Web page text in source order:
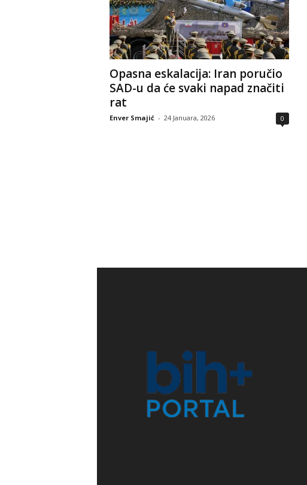
Opasna eskalacija: Iran poručio
SAD-u da će svaki napad značiti
rat
Enver Smajić - 24 Januara, 2026 0